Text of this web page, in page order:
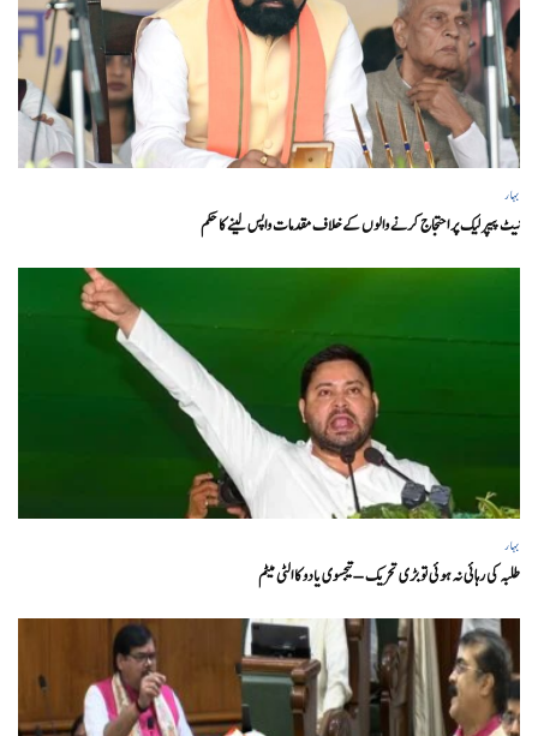
بہار
نیٹ پیپر لیک پر احتجاج کرنے والوں کے خلاف مقدمات واپس لینے کا حکم
بہار
طلبہ کی رہائی نہ ہوئی تو بڑی تحریک – تیجسوی یادو کا الٹی میٹم